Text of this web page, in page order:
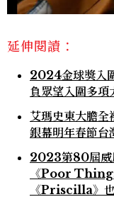
延伸閱讀：
2024金球獎入
負眾望入圍多項
艾瑪史東大膽全
銀幕明年春節台
2023第80屆威
《Poor
《Priscilla》